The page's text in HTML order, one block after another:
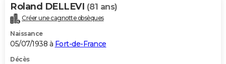
Roland DELLEVI (81 ans)
Créer une cagnotte obsèques
Naissance
05/07/1938 à Fort-de-France
Décès